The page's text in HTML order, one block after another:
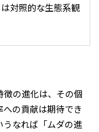
対照的な生態系観
の進化は、その個
の貢献は期待でき
うなれば「ムダの進